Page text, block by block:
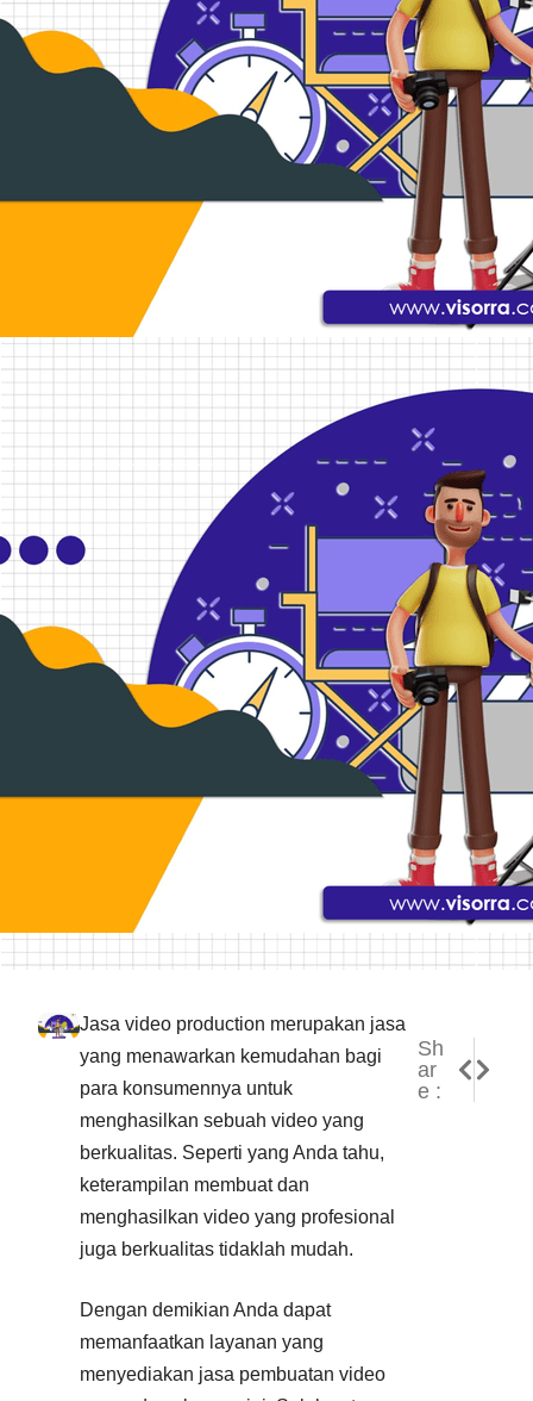
Jasa video production merupakan jasa
yang menawarkan kemudahan bagi
para konsumennya untuk
menghasilkan sebuah video yang
berkualitas. Seperti yang Anda tahu,
keterampilan membuat dan
menghasilkan video yang profesional
juga berkualitas tidaklah mudah.
Dengan demikian Anda dapat
memanfaatkan layanan yang
menyediakan jasa pembuatan video
Sh
ar
e :
Jasa
Harga